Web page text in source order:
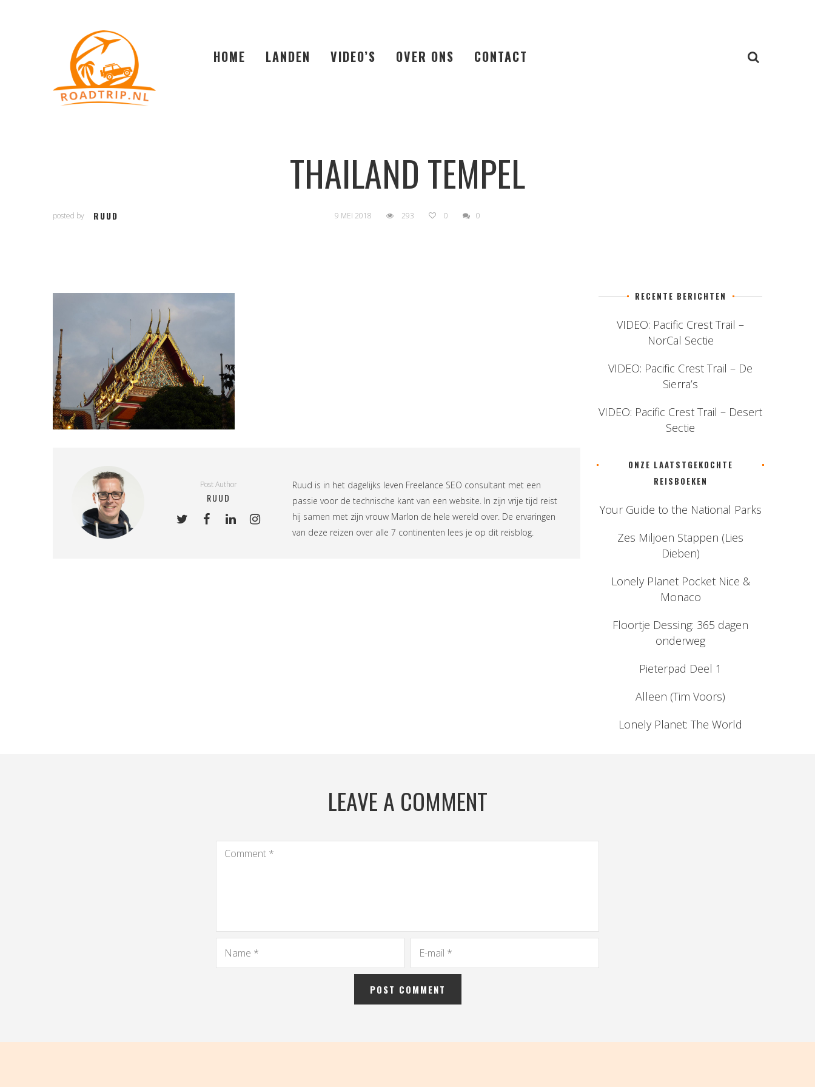
HOME LANDEN VIDEO’S OVER ONS CONTACT
THAILAND TEMPEL
posted by RUUD 9 MEI 2018 293 0 0
Post Author
RUUD
Ruud is in het dagelijks leven Freelance SEO consultant met een
passie voor de technische kant van een website. In zijn vrije tijd reist
hij samen met zijn vrouw Marlon de hele wereld over. De ervaringen
van deze reizen over alle 7 continenten lees je op dit reisblog.
RECENTE BERICHTEN
VIDEO: Pacific Crest Trail –
NorCal Sectie
VIDEO: Pacific Crest Trail – De
Sierra’s
VIDEO: Pacific Crest Trail – Desert
Sectie
ONZE LAATSTGEKOCHTE
REISBOEKEN
Your Guide to the National Parks
Zes Miljoen Stappen (Lies
Dieben)
Lonely Planet Pocket Nice &
Monaco
Floortje Dessing: 365 dagen
onderweg
Pieterpad Deel 1
Alleen (Tim Voors)
Lonely Planet: The World
LEAVE A COMMENT